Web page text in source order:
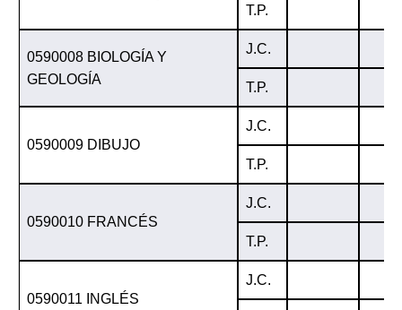
T.P.
0590008 BIOLOGÍA Y
GEOLOGÍA
J.C.
T.P.
0590009 DIBUJO
J.C.
T.P.
0590010 FRANCÉS
J.C.
T.P.
0590011 INGLÉS
J.C.